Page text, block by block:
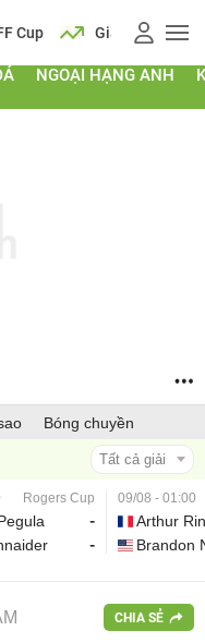
Cup Giá vàng
NGOẠI HẠNG ANH
Bóng chuyền
Tất cả giải
Rogers Cup
-
-
09/08 - 01:00
Arthur
Brandon
CHIA SẺ